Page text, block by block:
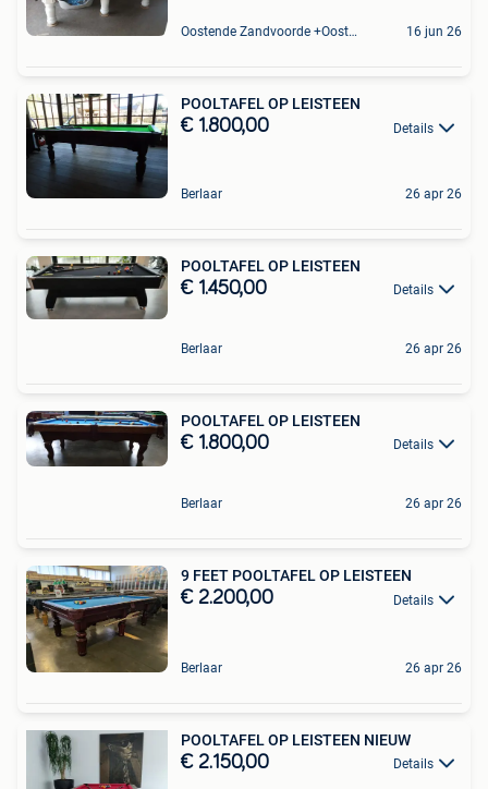
Oostende Zandvoorde +Oostende 16 jun 26
POOLTAFEL OP LEISTEEN
€ 1.800,00 Details
Berlaar 26 apr 26
POOLTAFEL OP LEISTEEN
€ 1.450,00 Details
Berlaar 26 apr 26
POOLTAFEL OP LEISTEEN
€ 1.800,00 Details
Berlaar 26 apr 26
9 FEET POOLTAFEL OP LEISTEEN
€ 2.200,00 Details
Berlaar 26 apr 26
POOLTAFEL OP LEISTEEN NIEUW
€ 2.150,00 Details